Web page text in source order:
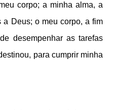
corpo; a minha alma, a
a Deus; o meu corpo, a fim
desempenhar as tarefas
para cumprir minha